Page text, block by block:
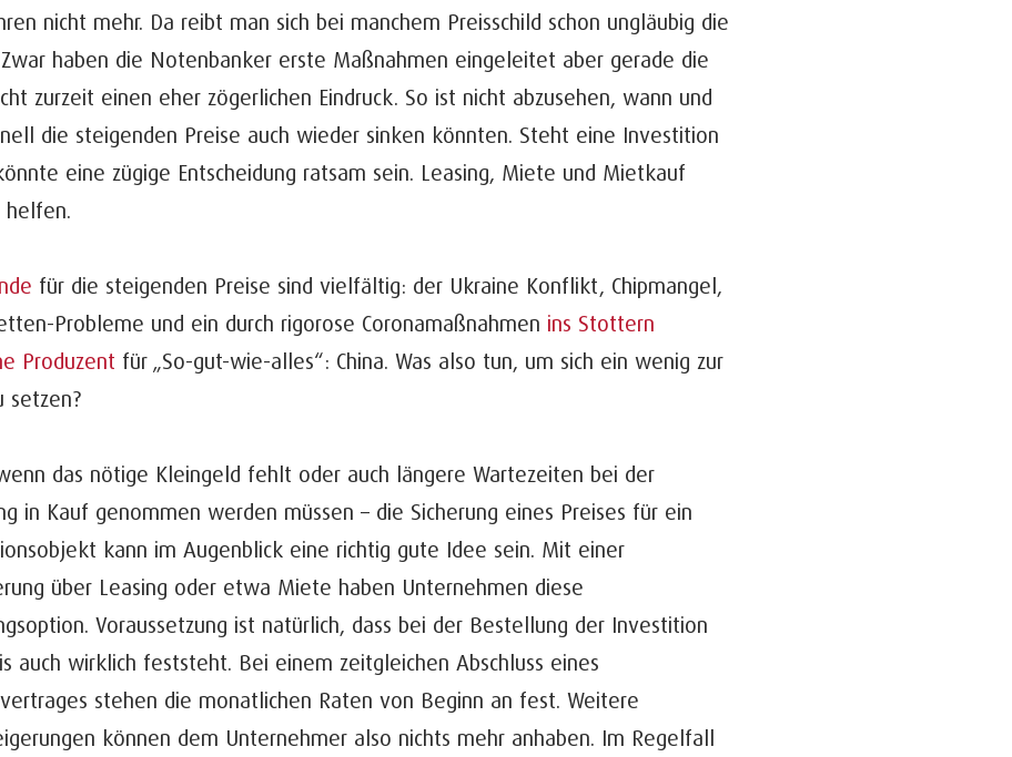
nicht mehr. Da reibt man sich bei manchem Preisschild schon ungläubig die
haben die Notenbanker erste Maßnahmen eingeleitet aber gerade die
zurzeit einen eher zögerlichen Eindruck. So ist nicht abzusehen, wann und
die steigenden Preise auch wieder sinken könnten. Steht eine Investition
eine zügige Entscheidung ratsam sein. Leasing, Miete und Mietkauf
helfen.
für die steigenden Preise sind vielfältig: der Ukraine Konflikt, Chipmangel,
Probleme und ein durch rigorose Coronamaßnahmen ins Stottern
Produzent für „So-gut-wie-alles“: China. Was also tun, um sich ein wenig zur
setzen?
das nötige Kleingeld fehlt oder auch längere Wartezeiten bei der
in Kauf genommen werden müssen – die Sicherung eines Preises für ein
kann im Augenblick eine richtig gute Idee sein. Mit einer
über Leasing oder etwa Miete haben Unternehmen diese
Voraussetzung ist natürlich, dass bei der Bestellung der Investition
auch wirklich feststeht. Bei einem zeitgleichen Abschluss eines
stehen die monatlichen Raten von Beginn an fest. Weitere
können dem Unternehmer also nichts mehr anhaben. Im Regelfall